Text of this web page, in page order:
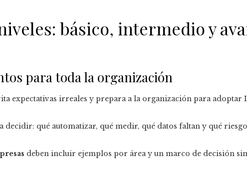
básico, intermedio y
para toda la organización
expectativas irreales y prepara a la organización para adoptar
decidir: qué automatizar, qué medir, qué datos faltan y qué
deben incluir ejemplos por área y un marco de decisión